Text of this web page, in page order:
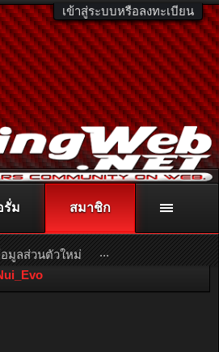
เข้าสู่ระบบหรือลงทะเบียน
หรือโทร. 081-811-1138
ละเอียดเพิ่มเติม คลิกที่นี่
รั่ม สมาชิก
มูลส่วนตัวใหม่ ...